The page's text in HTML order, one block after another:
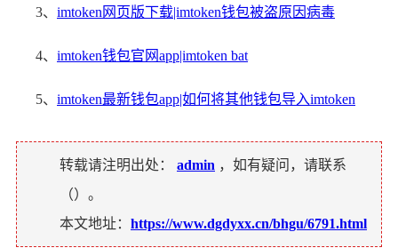
3、 imtoken网页版下载|imtoken钱包被盗原因病毒
4、 imtoken钱包官网app|imtoken bat
5、 imtoken最新钱包app|如何将其他钱包导入imtoken
转载请注明出处： admin ，如有疑问，请联系
（）。
本文地址： https://www.dgdyxx.cn/bhgu/6791.html